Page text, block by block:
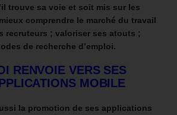
trouve sa voie et soit mis sur les
comprendre le marché du travail
recruteurs ; valoriser ses atouts ;
de recherche d’emploi.
RENVOIE VERS SES
MOBILE
la promotion de ses applications